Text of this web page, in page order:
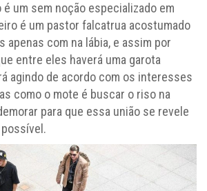
um sem noção especializado em
é um pastor falcatrua acostumado
apenas com na lábia, e assim por
entre eles haverá uma garota
agindo de acordo com os interesses
como o mote é buscar o riso na
para que essa união se revele